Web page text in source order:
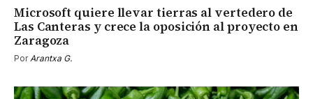
Microsoft quiere llevar tierras al vertedero de
Las Canteras y crece la oposición al proyecto en
Zaragoza
PorArantxa G.